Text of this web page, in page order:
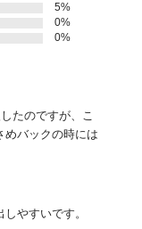
5%
0%
0%
たのですが、こ
めバックの時には
やすいです。